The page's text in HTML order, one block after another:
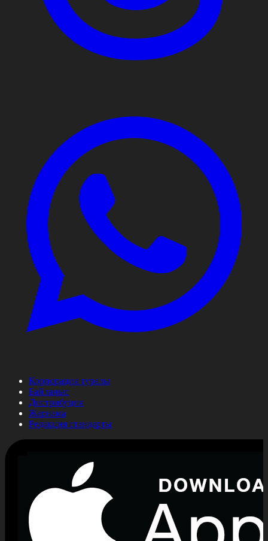
Корпорация туралы
Байланыс
Дистрибуция
Жарнама
Редакция стандарты